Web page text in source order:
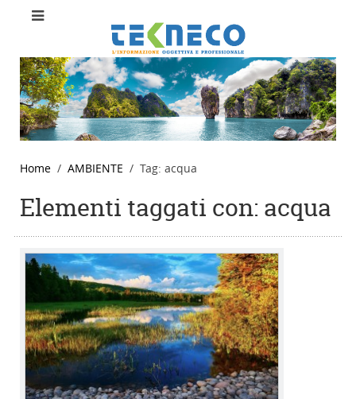
Home AMBIENTE Tag: acqua
Elementi taggati con: acqua